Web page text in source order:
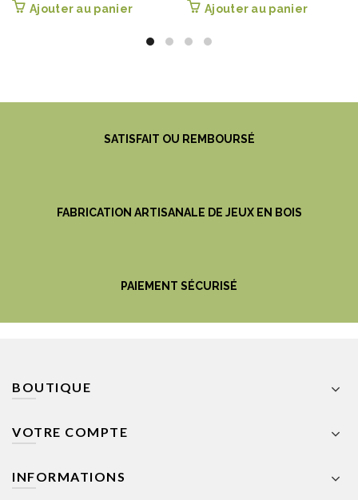
Ajouter au panier Ajouter au panier
SATISFAIT OU REMBOURSÉ
FABRICATION ARTISANALE DE JEUX EN BOIS
PAIEMENT SÉCURISÉ
BOUTIQUE
VOTRE COMPTE
INFORMATIONS